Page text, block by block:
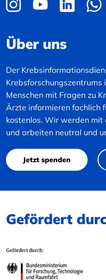
Über uns
Der
Menschen mit Fragen zu
Ärzte informieren fachlich
kostenlos. Wir werden
und arbeiten neutral und
Jetzt spenden
Gefördert